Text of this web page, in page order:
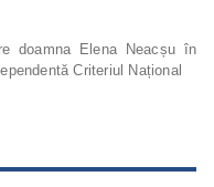
doamna Elena Neacșu în
Criteriul Național